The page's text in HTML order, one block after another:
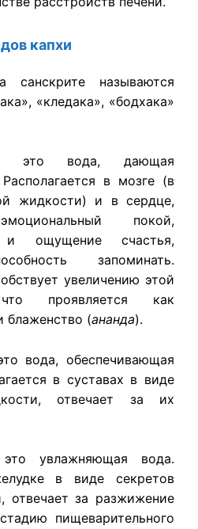
капхи
называются
«кледака», «бодхака»
вода, дающая
в мозге (в
жидкости) и в сердце,
покой,
и ощущение счастья,
запоминать.
увеличению этой
проявляется как
блаженство (ананда).
вода, обеспечивающая
в суставах в виде
отвечает за их
увлажняющая вода.
в виде секретов
отвечает за разжижение
пищеварительного